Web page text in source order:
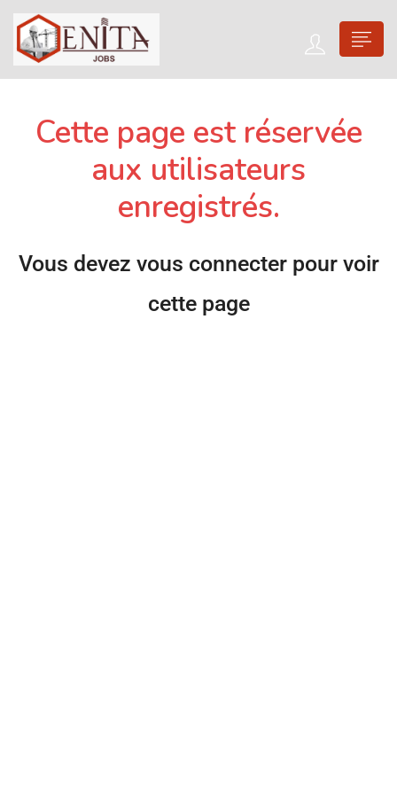
Cette page est réservée
aux utilisateurs
enregistrés.
Vous devez vous connecter pour voir
cette page